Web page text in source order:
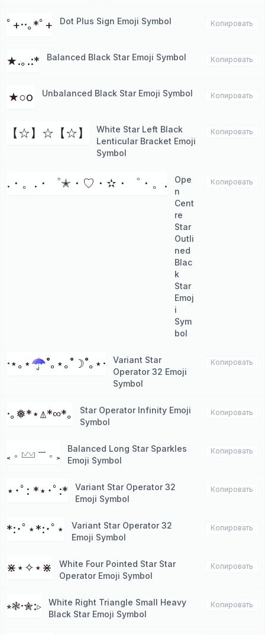
ﾟ+··｡*ﾟ+ Dot Plus Sign Emoji Symbol Копировать
★.｡.:* Balanced Black Star Emoji Symbol Копировать
★○o Unbalanced Black Star Emoji Symbol Копировать
【☆】☆【☆】
White Star Left Black
Lenticular Bracket Emoji
Symbol
Копировать
.・。.・゜✭・♡・✫・゜・。.
Ope
n
Cent
re
Star
Outli
ned
Blac
k
Star
Emoj
i
Sym
bol
Копировать
·⋆｡⋆☂˚｡⋆｡˚☽˚｡⋆·
Variant Star
Operator 32 Emoji
Symbol
Копировать
·｡❅*⋆⍋*∞*｡
Star Operator Infinity Emoji
Symbol
Копировать
˱ 𓈒 𓈊 ┈ 𓈒 ˲
Balanced Long Star Sparkles
Emoji Symbol
Копировать
⋆･ﾟ: *⋆･ﾟ:*
Variant Star Operator 32
Emoji Symbol
Копировать
*:･ﾟ⋆*:･ﾟ⋆
Variant Star Operator 32
Emoji Symbol
Копировать
⋇⋆✧⋆⋇
White Four Pointed Star Star
Operator Emoji Symbol
Копировать
⭒❃·✮:▹
White Right Triangle Small Heavy
Black Star Emoji Symbol
Копировать